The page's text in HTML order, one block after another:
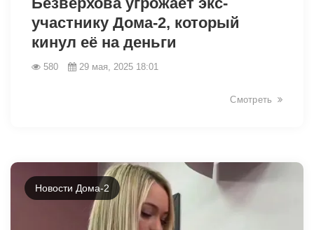
участнику Дома-2, который
кинул её на деньги
580 29 мая, 2025 18:01
Смотреть
Новости Дома-2